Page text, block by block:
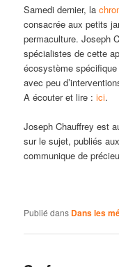
Samedi dernier, la
consacrée aux petits
permaculture. Joseph
spécialistes de cette
écosystème
avec peu
A écouter et lire :ici.
Joseph Chauffrey est
sur le sujet, publiés
communique de
Publié dans Dans les